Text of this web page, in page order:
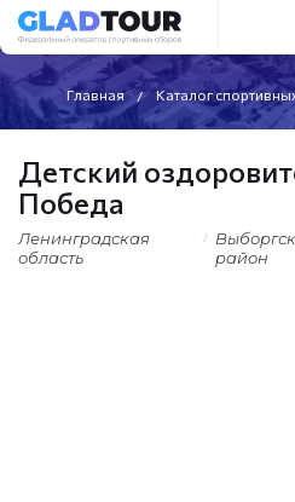
Главная Каталог
Детский
Победа
Ленинградская
область
район